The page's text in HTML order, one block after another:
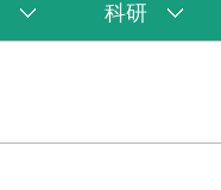
科研